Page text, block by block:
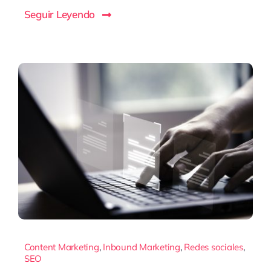
Seguir Leyendo
Content Marketing, Inbound Marketing, Redes sociales,
SEO